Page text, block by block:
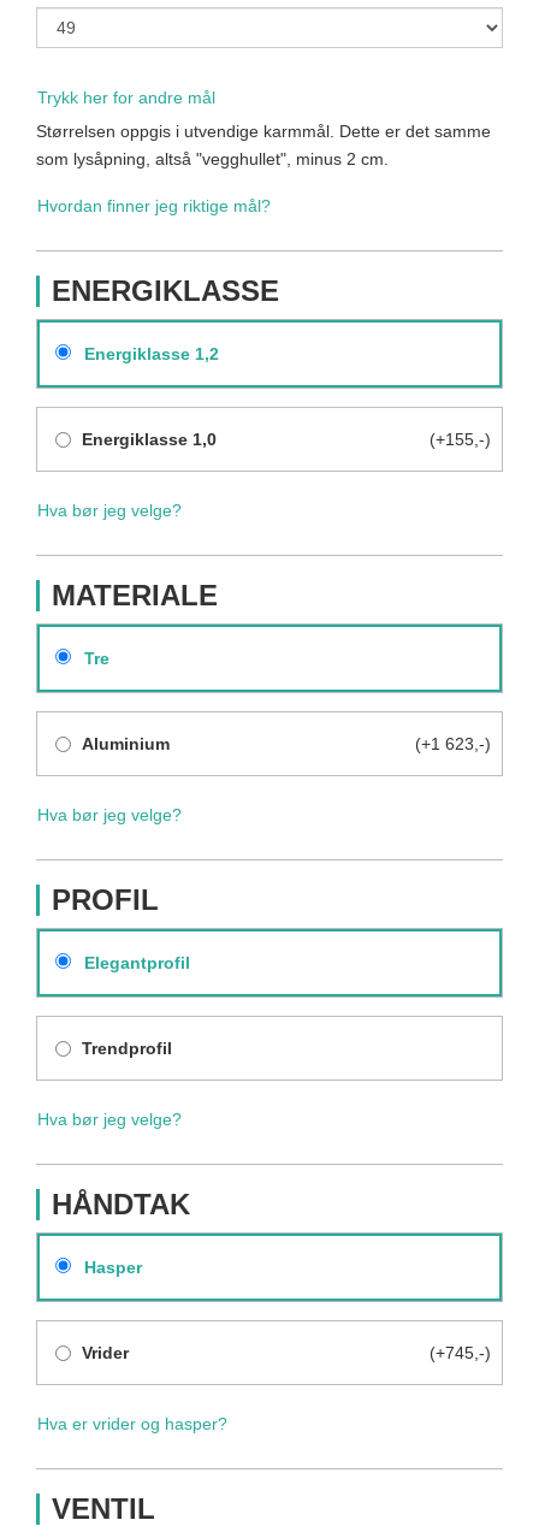
Trykk her for andre mål
Størrelsen oppgis i utvendige karmmål. Dette er det samme
som lysåpning, altså "vegghullet", minus 2 cm.
Hvordan finner jeg riktige mål?
ENERGIKLASSE
Energiklasse 1,2
Energiklasse 1,0 (+155,-)
Hva bør jeg velge?
MATERIALE
Tre
Aluminium (+1 623,-)
Hva bør jeg velge?
PROFIL
Elegantprofil
Trendprofil
Hva bør jeg velge?
HÅNDTAK
Hasper
Vrider (+745,-)
Hva er vrider og hasper?
VENTIL